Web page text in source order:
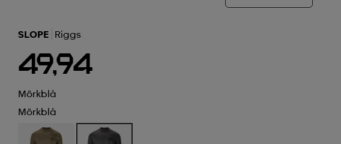
SLOPE Riggs
49,94
Mörkblå
Mörkblå